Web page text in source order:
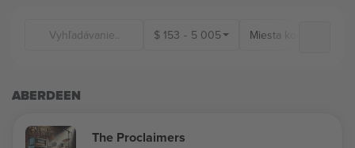
$ 153 - 5 005 Miesta konania
ABERDEEN
The Proclaimers